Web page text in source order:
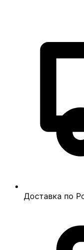
Доставка по